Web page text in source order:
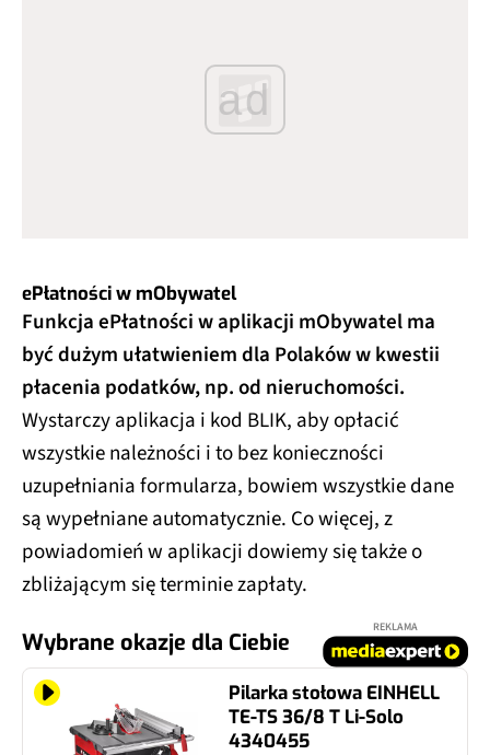
ad
ePłatności w mObywatel
Funkcja ePłatności w aplikacji mObywatel ma
być dużym ułatwieniem dla Polaków w kwestii
płacenia podatków, np. od nieruchomości.
Wystarczy aplikacja i kod BLIK, aby opłacić
wszystkie należności i to bez konieczności
uzupełniania formularza, bowiem wszystkie dane
są wypełniane automatycznie. Co więcej, z
powiadomień w aplikacji dowiemy się także o
zbliżającym się terminie zapłaty.
Wybrane okazje dla Ciebie
REKLAMA
Pilarka stołowa EINHELL
TE-TS 36/8 T Li-Solo
4340455